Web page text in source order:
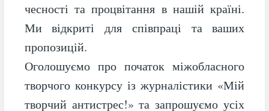
чесності та процвітання в нашій країні.
Ми відкриті для співпраці та ваших
пропозицій.
Оголошуємо про початок міжобласного
творчого конкурсу із журналістики «Мій
творчий антистрес!» та запрошуємо усіх